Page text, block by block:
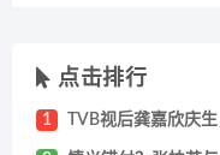
点击排行
1 TVB视后龚嘉欣庆